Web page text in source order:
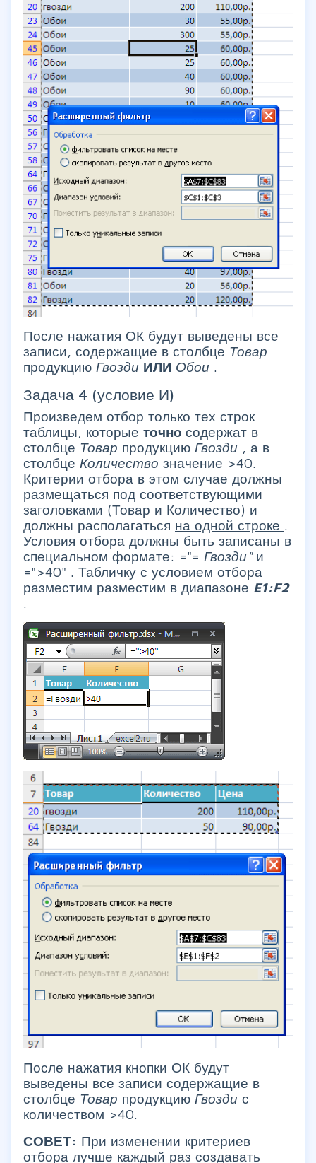
После нажатия ОК будут выведены все
записи, содержащие в столбце Товар
продукцию Гвозди ИЛИ Обои .
Задача 4 (условие И)
Произведем отбор только тех строк
таблицы, которые точно содержат в
столбце Товар продукцию Гвозди , а в
столбце Количество значение >40.
Критерии отбора в этом случае должны
размещаться под соответствующими
заголовками (Товар и Количество) и
должны располагаться на одной строке .
Условия отбора должны быть записаны в
специальном формате: ="= Гвозди" и
=">40" . Табличку с условием отбора
разместим разместим в диапазоне E1:F2
.
После нажатия кнопки ОК будут
выведены все записи содержащие в
столбце Товар продукцию Гвозди с
количеством >40.
СОВЕТ: При изменении критериев
отбора лучше каждый раз создавать